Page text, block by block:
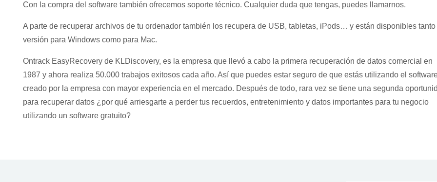
Con la compra del software también ofrecemos soporte técnico. Cualquier duda que tengas, puedes llamarnos.
A parte de recuperar archivos de tu ordenador también los recupera de USB, tabletas, iPods… y están disponibles tanto
versión para Windows como para Mac.
Ontrack EasyRecovery de KLDiscovery, es la empresa que llevó a cabo la primera recuperación de datos comercial en
1987 y ahora realiza 50.000 trabajos exitosos cada año. Así que puedes estar seguro de que estás utilizando el
creado por la empresa con mayor experiencia en el mercado. Después de todo, rara vez se tiene una segunda
para recuperar datos ¿por qué arriesgarte a perder tus recuerdos, entretenimiento y datos importantes para tu negocio
utilizando un software gratuito?